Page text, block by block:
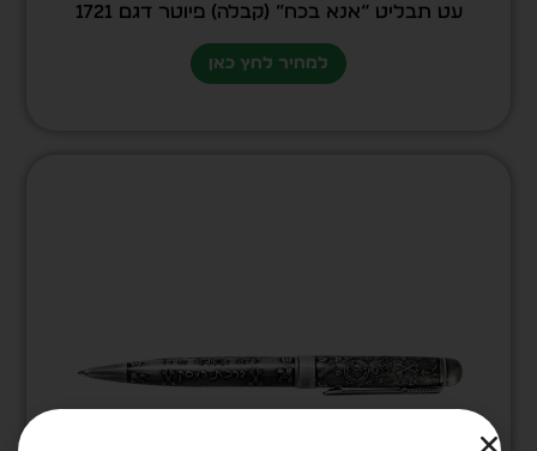
עט תבליט “אנא בכח” (קבלה) פיוטר דגם 1721
למחיר לחץ כאן